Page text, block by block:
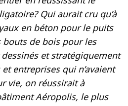
Qui aurait cru qu’à
en béton pour le puits
bouts de bois pour les
et stratégiquement
entreprises qui n’avaient
vie, on réussirait à
Aéropolis, le plus